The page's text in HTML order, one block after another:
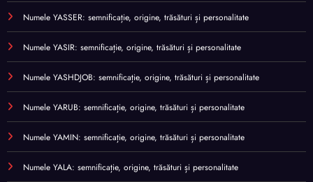
Numele YASSER: semnificație, origine, trăsături și personalitate
Numele YASIR: semnificație, origine, trăsături și personalitate
Numele YASHDJOB: semnificație, origine, trăsături și personalitate
Numele YARUB: semnificație, origine, trăsături și personalitate
Numele YAMIN: semnificație, origine, trăsături și personalitate
Numele YALA: semnificație, origine, trăsături și personalitate